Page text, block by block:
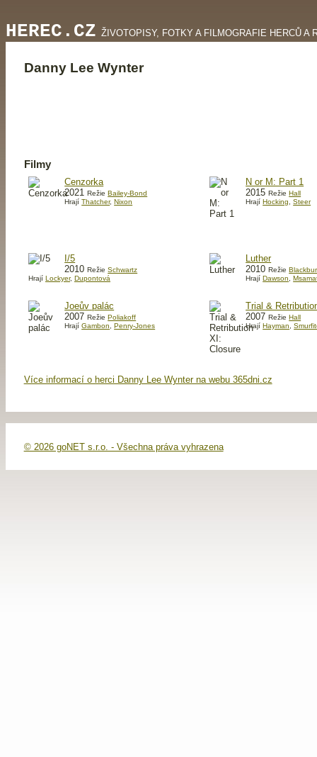
HEREC.CZ ŽIVOTOPISY, FOTKY A FILMOGRAFIE HERCŮ A
Danny Lee Wynter
Filmy
Cenzorka
2021RežieBailey-Bond
HrajíThatcher,Nixon
N or M: Part 1
2015RežieHall
HrajíHocking ,Steer
I/5
2010RežieSchwartz
Hrají Lockyer, Dupontová
Luther
2010Režie
HrajíDawson ,
Joeův palác
2007RežiePoliakoff
HrajíGambon ,Penry-Jones
Trial &
2007RežieHall
HrajíHayman ,
Více informací o herci Danny Lee Wynter na webu 365dni.cz
© 2026 goNET s.r.o. - Všechna práva vyhrazena